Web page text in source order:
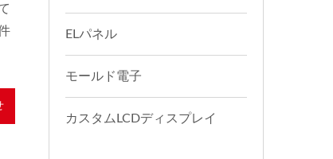
ELパネル
モールド電子
カスタムLCDディスプレイ